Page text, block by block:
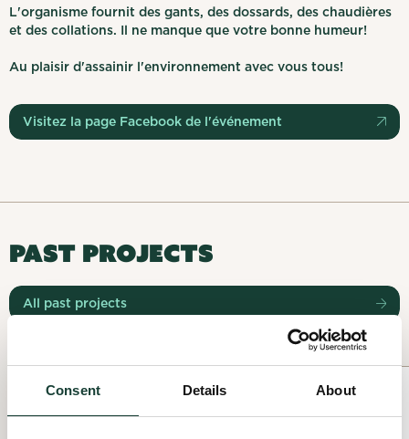
Consent Details About
L'organisme fournit des gants, des dossards, des chaudières
et des collations. Il ne manque que votre bonne humeur!
Au plaisir d'assainir l'environnement avec vous tous!
Visitez la page Facebook de l'événement
PAST PROJECTS
All past projects
Planting Events